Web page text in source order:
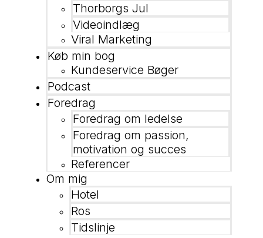
Thorborgs Jul
Videoindlæg
Viral Marketing
Køb min bog
Kundeservice Bøger
Podcast
Foredrag
Foredrag om ledelse
Foredrag om passion,
motivation og succes
Referencer
Om mig
Hotel
Ros
Tidslinje